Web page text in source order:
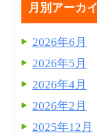
月別アーカ
2026年6月
2026年5月
2026年4月
2026年2月
2025年12月